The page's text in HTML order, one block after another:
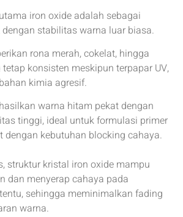
iron oxide adalah sebagai
dengan stabilitas warna luar biasa.
rona merah, cokelat, hingga
konsisten meskipun terpapar UV,
kimia agresif.
warna hitam pekat dengan
tinggi, ideal untuk formulasi primer
dengan kebutuhan blocking cahaya.
struktur kristal iron oxide mampu
dan menyerap cahaya pada
sehingga meminimalkan fading
warna.